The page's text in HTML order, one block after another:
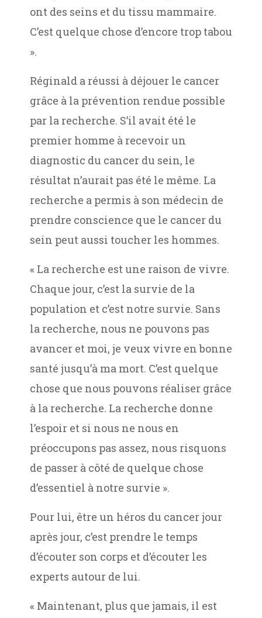
ont des seins et du tissu mammaire.
C’est quelque chose d’encore trop tabou
».
Réginald a réussi à déjouer le cancer
grâce à la prévention rendue possible
par la recherche. S’il avait été le
premier homme à recevoir un
diagnostic du cancer du sein, le
résultat n’aurait pas été le même. La
recherche a permis à son médecin de
prendre conscience que le cancer du
sein peut aussi toucher les hommes.
« La recherche est une raison de vivre.
Chaque jour, c’est la survie de la
population et c’est notre survie. Sans
la recherche, nous ne pouvons pas
avancer et moi, je veux vivre en bonne
santé jusqu’à ma mort. C’est quelque
chose que nous pouvons réaliser grâce
à la recherche. La recherche donne
l’espoir et si nous ne nous en
préoccupons pas assez, nous risquons
de passer à côté de quelque chose
d’essentiel à notre survie ».
Pour lui, être un héros du cancer jour
après jour, c’est prendre le temps
d’écouter son corps et d’écouter les
experts autour de lui.
« Maintenant, plus que jamais, il est